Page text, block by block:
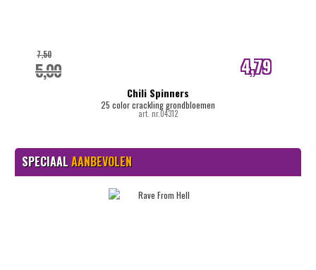
Chili Spinners
25 color crackling grondbloemen
art. nr.04312
5,00
7,50 4,79
internetprijs
SPECIAALAANBEVOLEN